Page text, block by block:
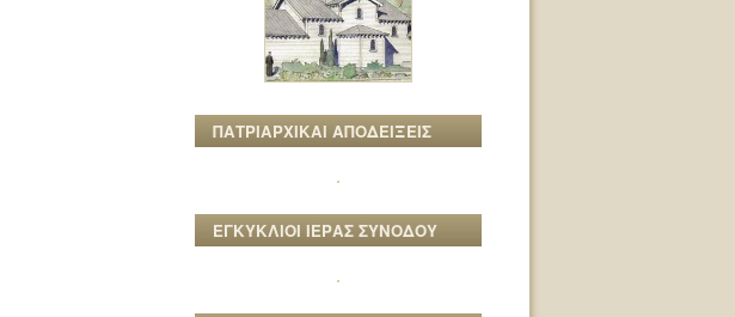
ΠΑΤΡΙΑΡΧΙΚΑΙ ΑΠΟΔΕΙΞΕΙΣ
ΕΓΚΥΚΛΙΟΙ ΙΕΡΑΣ ΣΥΝΟΔΟΥ